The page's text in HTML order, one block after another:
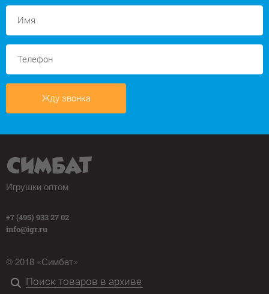
Жду звонка
Игрушки оптом
+7 (495) 933 27 02
info@igr.ru
© 2018 «Симбат»